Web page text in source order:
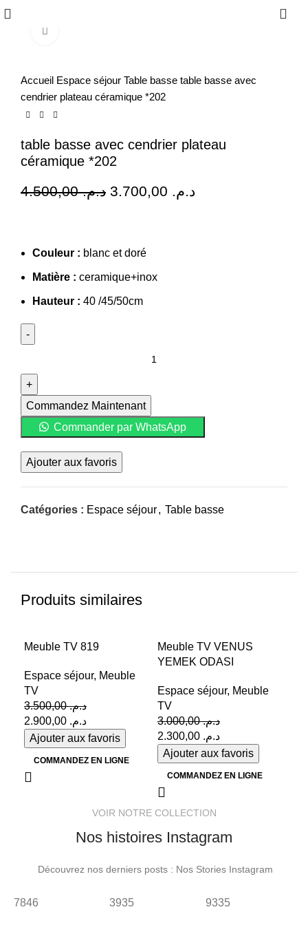
Accueil Espace séjour Table basse table basse avec
cendrier plateau céramique *202
table basse avec cendrier plateau
céramique *202
د.م.4.500,00 د.م.
Couleur : blanc et doré
Matière : ceramique+inox
Hauteur : 40 /45/50cm
Commandez Maintenant
Commander par WhatsApp
Ajouter aux favoris
Catégories : Espace séjour, Table basse
Produits similaires
-17%
Meuble TV 819
Espace séjour, Meuble
TV
د.م.3.500,00
د.م.
Ajouter aux favoris
COMMANDEZ EN LIGNE
-23%
Meuble TV VENUS
YEMEK ODASI
Espace séjour, Meuble
TV
د.م.3.000,00
د.م.
Ajouter aux favoris
COMMANDEZ EN LIGNE
VOIR NOTRE COLLECTION
Nos histoires Instagram
Découvrez nos derniers posts : Nos Stories Instagram
7846 3935 9335